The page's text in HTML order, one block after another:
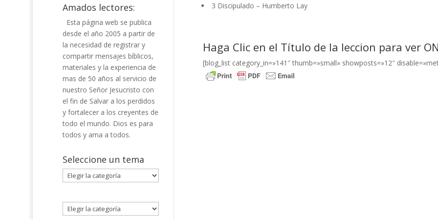
3 Discipulado – Humberto Lay
Haga Clic en el Título de la leccion para ver
[blog_list category_in=»141″ thumb=»small» showposts=»12″
Amados lectores:
Esta página web se publica
desde el año 2005 a partir de
la necesidad de registrar y
compartir mensajes bíblicos,
materiales y la experiencia de
mas de 50 años al servicio de
nuestro Señor Jesucristo con
el fin de Salvar a los perdidos
y fortalecer a los creyentes de
todo el mundo. Dios es para
todos y ama a todos.
Seleccione un tema
Seleccione
un